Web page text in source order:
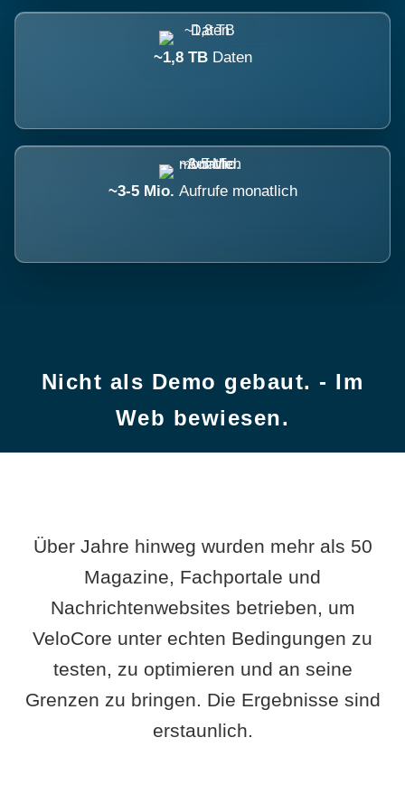
~1,8 TB Daten
~3-5 Mio. Aufrufe monatlich
Nicht als Demo gebaut. - Im
Web bewiesen.
Über Jahre hinweg wurden mehr als 50
Magazine, Fachportale und
Nachrichtenwebsites betrieben, um
VeloCore unter echten Bedingungen zu
testen, zu optimieren und an seine
Grenzen zu bringen. Die Ergebnisse sind
erstaunlich.